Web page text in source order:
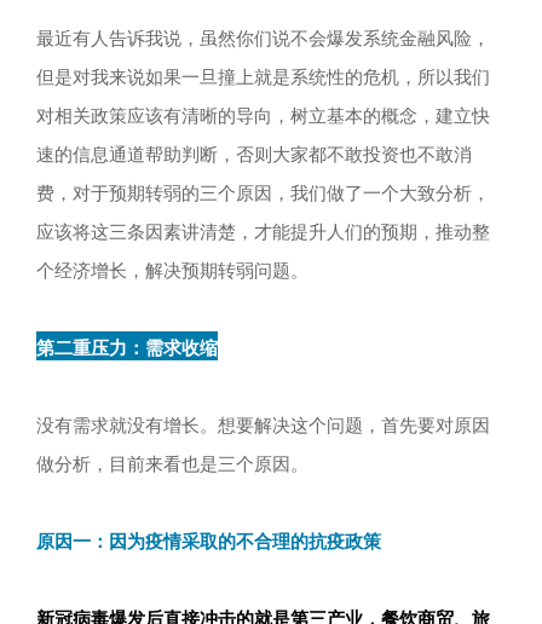
最近有人告诉我说，虽然你们说不会爆发系统金融风险，
但是对我来说如果一旦撞上就是系统性的危机，所以我们
对相关政策应该有清晰的导向，树立基本的概念，建立快
速的信息通道帮助判断，否则大家都不敢投资也不敢消
费，对于预期转弱的三个原因，我们做了一个大致分析，
应该将这三条因素讲清楚，才能提升人们的预期，推动整
个经济增长，解决预期转弱问题。
第二重压力：需求收缩
没有需求就没有增长。想要解决这个问题，首先要对原因
做分析，目前来看也是三个原因。
原因一：因为疫情采取的不合理的抗疫政策
新冠病毒爆发后直接冲击的就是第三产业，餐饮商贸、旅